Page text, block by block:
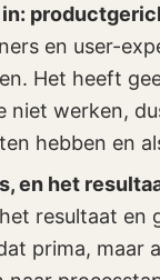
in:
en user-
Het heeft
niet werken,
hebben en
en het
resultaat en
prima,